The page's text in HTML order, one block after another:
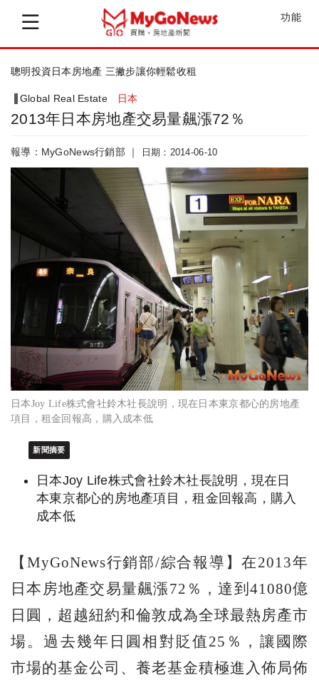
功能
聰明投資日本房地產 三撇步讓你輕鬆收租
Global Real Estate 日本
2013年日本房地產交易量飆漲72％
報導：MyGoNews行銷部 ｜ 日期：2014-06-10
日本Joy Life株式會社鈴木社長說明，現在日本東京都心的房地產
項目，租金回報高，購入成本低
新聞摘要
日本Joy Life株式會社鈴木社長說明，現在日
本東京都心的房地產項目，租金回報高，購入
成本低
【MyGoNews行銷部/綜合報導】在2013年
日本房地產交易量飆漲72％，達到41080億
日圓，超越紐約和倫敦成為全球最熱房產市
場。過去幾年日圓相對貶值25％，讓國際
市場的基金公司、養老基金積極進入佈局佈